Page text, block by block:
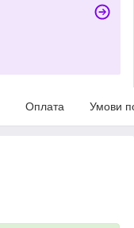
Оплата Умови